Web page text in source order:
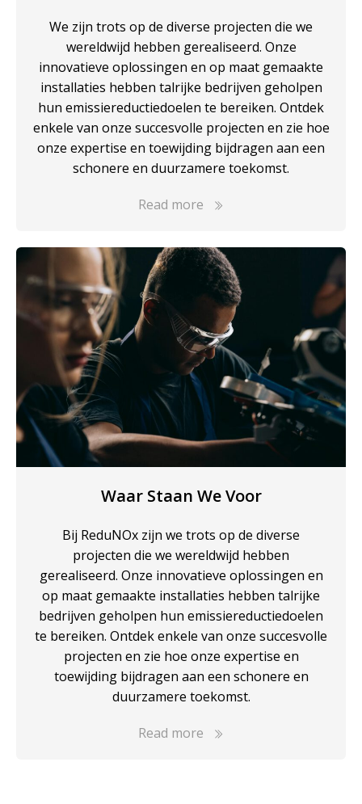
We zijn trots op de diverse projecten die we
wereldwijd hebben gerealiseerd. Onze
innovatieve oplossingen en op maat gemaakte
installaties hebben talrijke bedrijven geholpen
hun emissiereductiedoelen te bereiken. Ontdek
enkele van onze succesvolle projecten en zie hoe
onze expertise en toewijding bijdragen aan een
schonere en duurzamere toekomst.
Read more
Waar Staan We Voor
Bij ReduNOx zijn we trots op de diverse
projecten die we wereldwijd hebben
gerealiseerd. Onze innovatieve oplossingen en
op maat gemaakte installaties hebben talrijke
bedrijven geholpen hun emissiereductiedoelen
te bereiken. Ontdek enkele van onze succesvolle
projecten en zie hoe onze expertise en
toewijding bijdragen aan een schonere en
duurzamere toekomst.
Read more